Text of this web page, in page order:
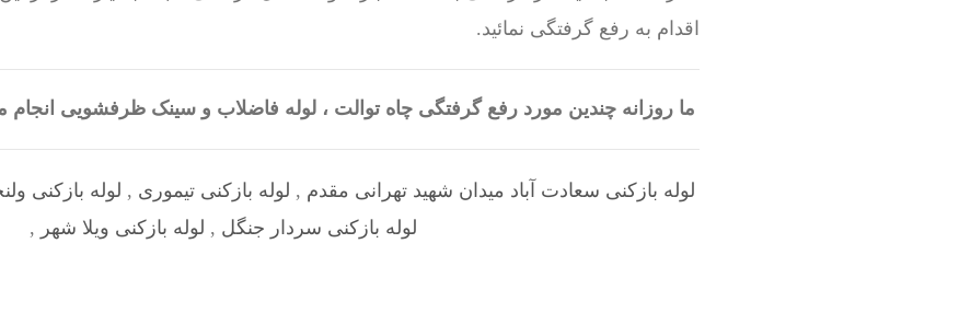
اقدام به رفع گرفتگی نمائید.
ما روزانه چندین مورد رفع گرفتگی چاه توالت ، لوله فاضلاب و سینک ظرفشویی
لوله بازکنی سعادت آباد میدان شهید تهرانی مقدم , لوله بازکنی تیموری , لوله بازکنی
لوله بازکنی سردار جنگل , لوله بازکنی ویلا شهر ,